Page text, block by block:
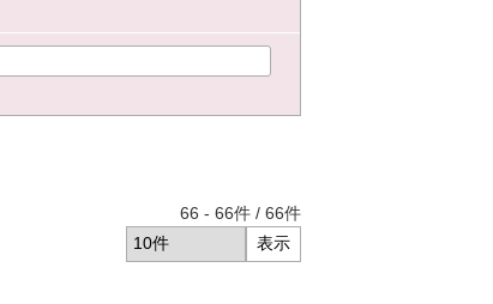
66 - 66件 / 66件